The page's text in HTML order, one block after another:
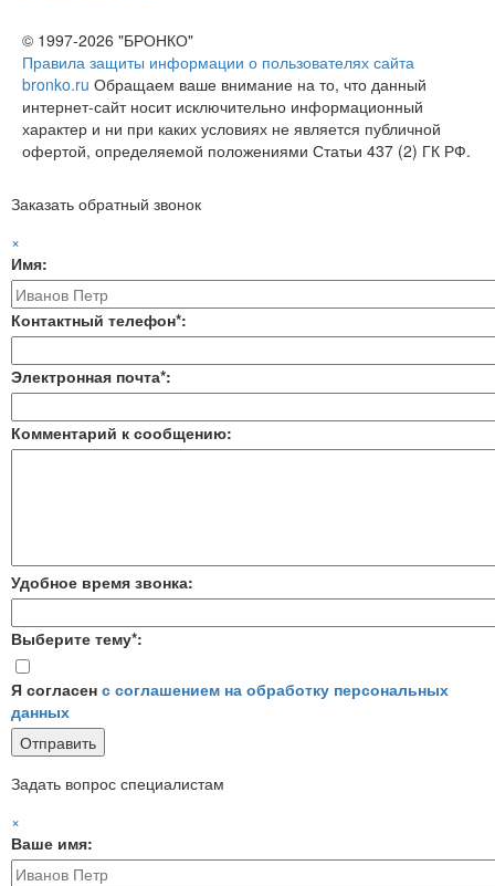
© 1997-2026 "БРОНКО"
Правила защиты информации о пользователях сайта
bronko.ru Обращаем ваше внимание на то, что данный
интернет-сайт носит исключительно информационный
характер и ни при каких условиях не является публичной
офертой, определяемой положениями Статьи 437 (2) ГК РФ.
Заказать обратный звонок
×
Имя:
Контактный телефон*:
Электронная почта*:
Комментарий к сообщению:
Удобное время звонка:
Выберите тему*:
Я согласен с соглашением на обработку персональных
данных
Задать вопрос специалистам
×
Ваше имя: